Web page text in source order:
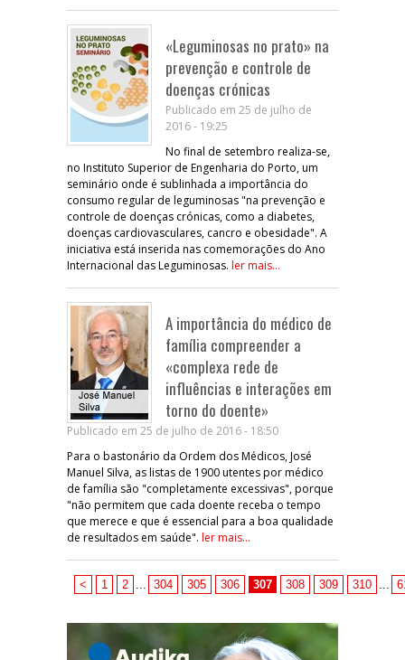
«Leguminosas no prato» na
prevenção e controle de
doenças crónicas
Publicado em 25 de julho de
2016 - 19:25
No final de setembro realiza-se,
no Instituto Superior de Engenharia do Porto, um
seminário onde é sublinhada a importância do
consumo regular de leguminosas "na prevenção e
controle de doenças crónicas, como a diabetes,
doenças cardiovasculares, cancro e obesidade". A
iniciativa está inserida nas comemorações do Ano
Internacional das Leguminosas. ler mais...
A importância do médico de
família compreender a
«complexa rede de
influências e interações em
torno do doente»
Publicado em 25 de julho de 2016 - 18:50
Para o bastonário da Ordem dos Médicos, José
Manuel Silva, as listas de 1900 utentes por médico
de família são "completamente excessivas", porque
"não permitem que cada doente receba o tempo
que merece e que é essencial para a boa qualidade
de resultados em saúde". ler mais...
< 1 2 304 305 306 307 308 309 310